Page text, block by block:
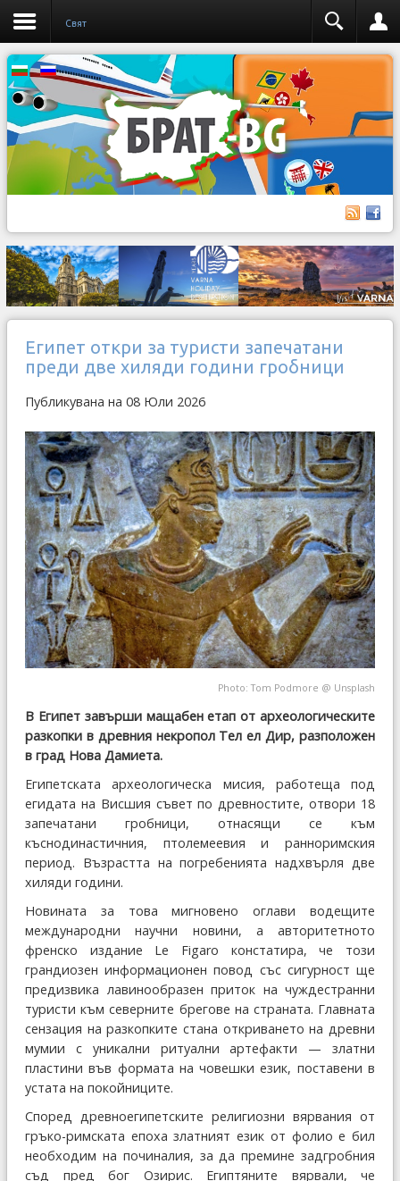
Свят
Египет откри за туристи запечатани
преди две хиляди години гробници
Публикувана на 08 Юли 2026
Photo:Tom Podmore @ Unsplash
В Египет завърши мащабен етап от археологическите
разкопки в древния некропол Тел ел Дир, разположен
в град Нова Дамиета.
Египетската археологическа мисия, работеща под
егидата на Висшия съвет по древностите, отвори 18
запечатани гробници, отнасящи се към
къснодинастичния, птолемеевия и ранноримския
период. Възрастта на погребенията надхвърля две
хиляди години.
Новината за това мигновено оглави водещите
международни научни новини, а авторитетното
френско издание Le Figaro констатира, че този
грандиозен информационен повод със сигурност ще
предизвика лавинообразен приток на чуждестранни
туристи към северните брегове на страната. Главната
сензация на разкопките стана откриването на древни
мумии с уникални ритуални артефакти — златни
пластини във формата на човешки език, поставени в
устата на покойниците.
Според древноегипетските религиозни вярвания от
гръко-римската епоха златният език от фолио е бил
необходим на починалия, за да премине задгробния
съд пред бог Озирис. Египтяните вярвали, че